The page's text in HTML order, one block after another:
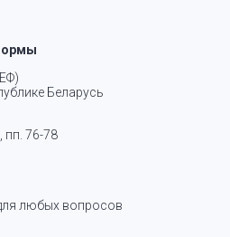
Беларусь
пп. 76-78
любых вопросов